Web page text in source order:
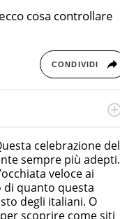
cosa controllare
CONDIVIDI
Digital Training su
celebrazione del
sempre più adepti.
veloce ai
quanto questa
degli italiani. O
per scoprire come siti